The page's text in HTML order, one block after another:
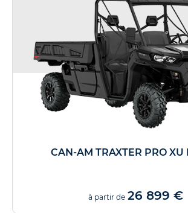
CAN-AM TRAXTER PRO XU
à partir de 26 899 €